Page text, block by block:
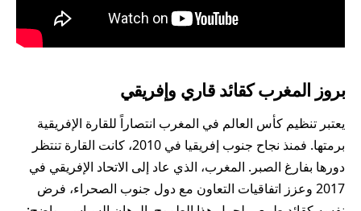
بروز المغرب كقائد قاري وإفريقي
يعتبر تنظيم كأس العالم في المغرب انتصاراً للقارة الإفريقية
برمتها. فمنذ نجاح جنوب إفريقيا في 2010، كانت القارة تنتظر
دورها بفارغ الصبر. المغرب، الذي عاد إلى الاتحاد الإفريقي في
2017 وعزز اتفاقيات التعاون مع دول جنوب الصحراء، فرض